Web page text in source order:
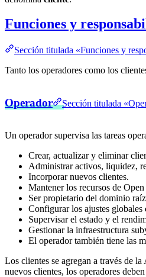
Funciones y
Sección titulada «Funciones y
Tanto los operadores como los
Operador Sección titulada
Un operador supervisa las tareas
Crear, actualizar y eliminar
Administrar activos, liquidez,
Incorporar nuevos clientes.
Mantener los recursos de Open
Ser propietario del dominio
Configurar los ajustes
Supervisar el estado y el
Gestionar la infraestructura
El operador también tiene las
Los clientes se agregan a través de
nuevos clientes, los operadores